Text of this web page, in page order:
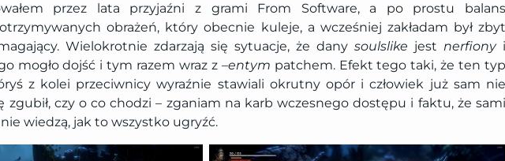
przez lata przyjaźni z grami From Software, a po prostu balans
obrażeń, który obecnie kuleje, a wcześniej zakładam był zbyt
Wielokrotnie zdarzają się sytuacje, że dany soulslike jest nerfionyi
mogło dojść i tym razem wraz z –entym patchem. Efekt tego taki, że ten typ
z kolei przeciwnicy wyraźnie stawiali okrutny opór i człowiek już sam nie
zgubił, czy o co chodzi – zganiam na karb wczesnego dostępu i faktu, że sami
wiedzą, jak to wszystko ugryźć.